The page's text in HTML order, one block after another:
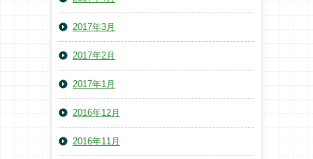
2017年3月
2017年2月
2017年1月
2016年12月
2016年11月